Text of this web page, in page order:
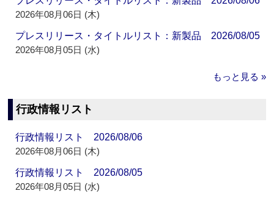
2026年08月06日 (木)
プレスリリース・タイトルリスト：新製品 2026/08/05
2026年08月05日 (水)
もっと見る »
行政情報リスト
行政情報リスト 2026/08/06
2026年08月06日 (木)
行政情報リスト 2026/08/05
2026年08月05日 (水)